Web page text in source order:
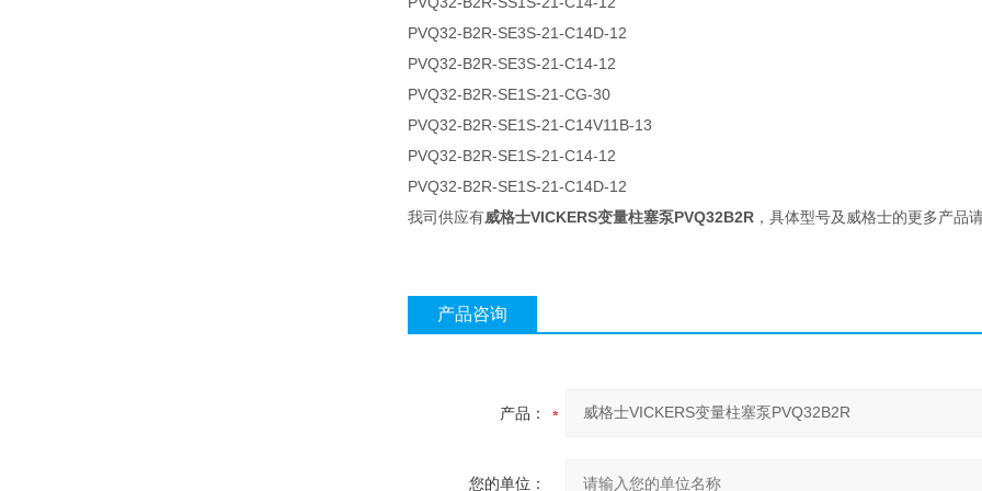
PVQ32-B2R-SE3S-21-C14D-12
PVQ32-B2R-SE3S-21-C14-12
PVQ32-B2R-SE1S-21-CG-30
PVQ32-B2R-SE1S-21-C14V11B-13
PVQ32-B2R-SE1S-21-C14-12
PVQ32-B2R-SE1S-21-C14D-12
我司供应有威格士VICKERS变量柱塞泵PVQ32B2R ，具体型号及威格士的更多产品
产品咨询
产品：
您的单位：